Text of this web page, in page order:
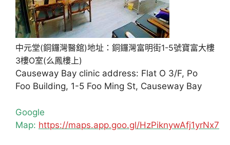
中元堂(銅鑼灣醫舘)地址：銅鑼灣富明街1-5號寶富大樓
3樓O室(么鳳樓上)
Causeway Bay clinic address: Flat O 3/F, Po
Foo Building, 1-5 Foo Ming St, Causeway Bay
Google
Map: https://maps.app.goo.gl/HzPiknywAfj1yrNx7